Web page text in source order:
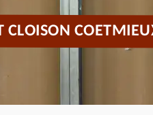
CLOISON